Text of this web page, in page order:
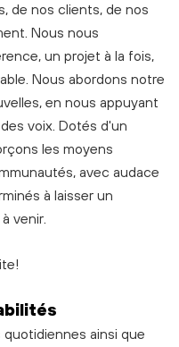
de nos clients, de nos
Nous nous
un projet à la fois,
Nous abordons notre
en nous appuyant
voix. Dotés d'un
les moyens
avec audace
à laisser un
venir.
ainsi que